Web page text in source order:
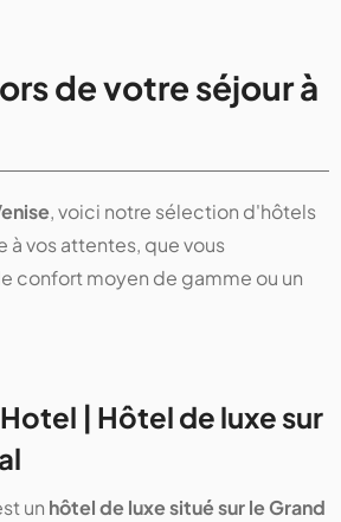
de votre séjour à
, voici notre sélection d'hôtels
à vos attentes, que vous
confort moyen de gamme ou un
| Hôtel de luxe sur
un hôtel de luxe situé sur le Grand